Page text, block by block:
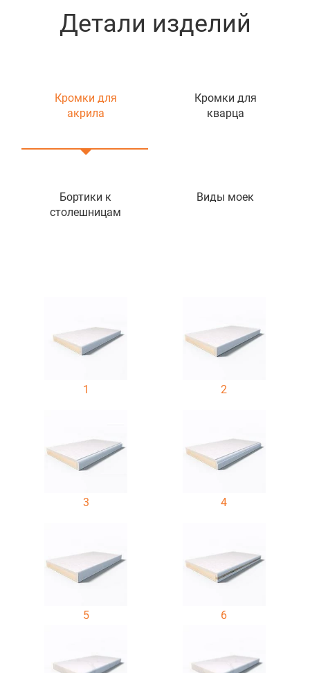
Детали изделий
Кромки для
акрила
Кромки для
кварца
Бортики к
столешницам
Виды моек
1 2
3 4
5 6